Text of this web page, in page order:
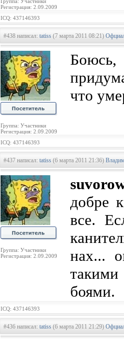
Регистрация: 2.09.2009
ICQ: 437146393
#438 написал: tatiss (7 марта 2011 08:21)
Группа: Участники
Регистрация: 2.09.2009
что
ICQ: 437146393
#437 написал: tatiss (6 марта 2011 21:36)
Группа: Участники
Регистрация: 2.09.2009
добре
все.
нах...
боями.
ICQ: 437146393
#436 написал: tatiss (6 марта 2011 21:29)